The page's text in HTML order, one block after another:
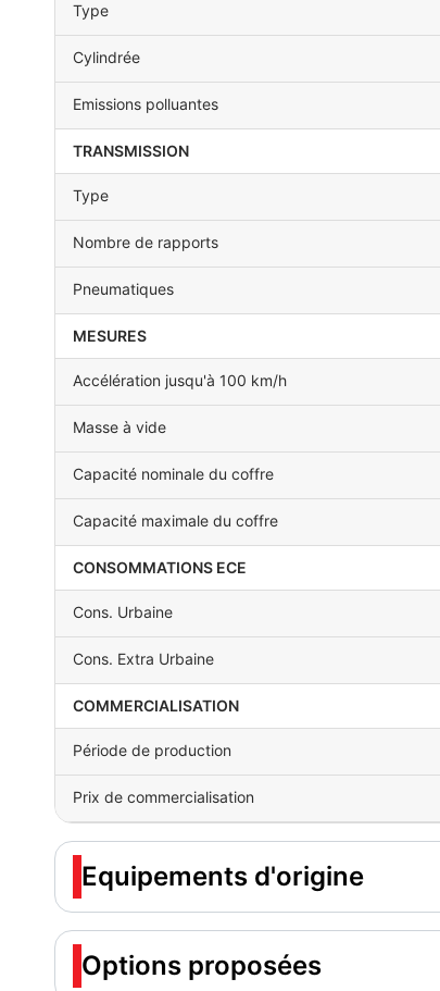
Type
Cylindrée
Emissions polluantes
TRANSMISSION
Type
Nombre de rapports
Pneumatiques
MESURES
Accélération jusqu'à 100 km/h
Masse à vide
Capacité nominale du coffre
Capacité maximale du coffre
CONSOMMATIONS ECE
Cons. Urbaine
Cons. Extra Urbaine
COMMERCIALISATION
Période de production
Prix de commercialisation
Equipements d'origine
Options proposées